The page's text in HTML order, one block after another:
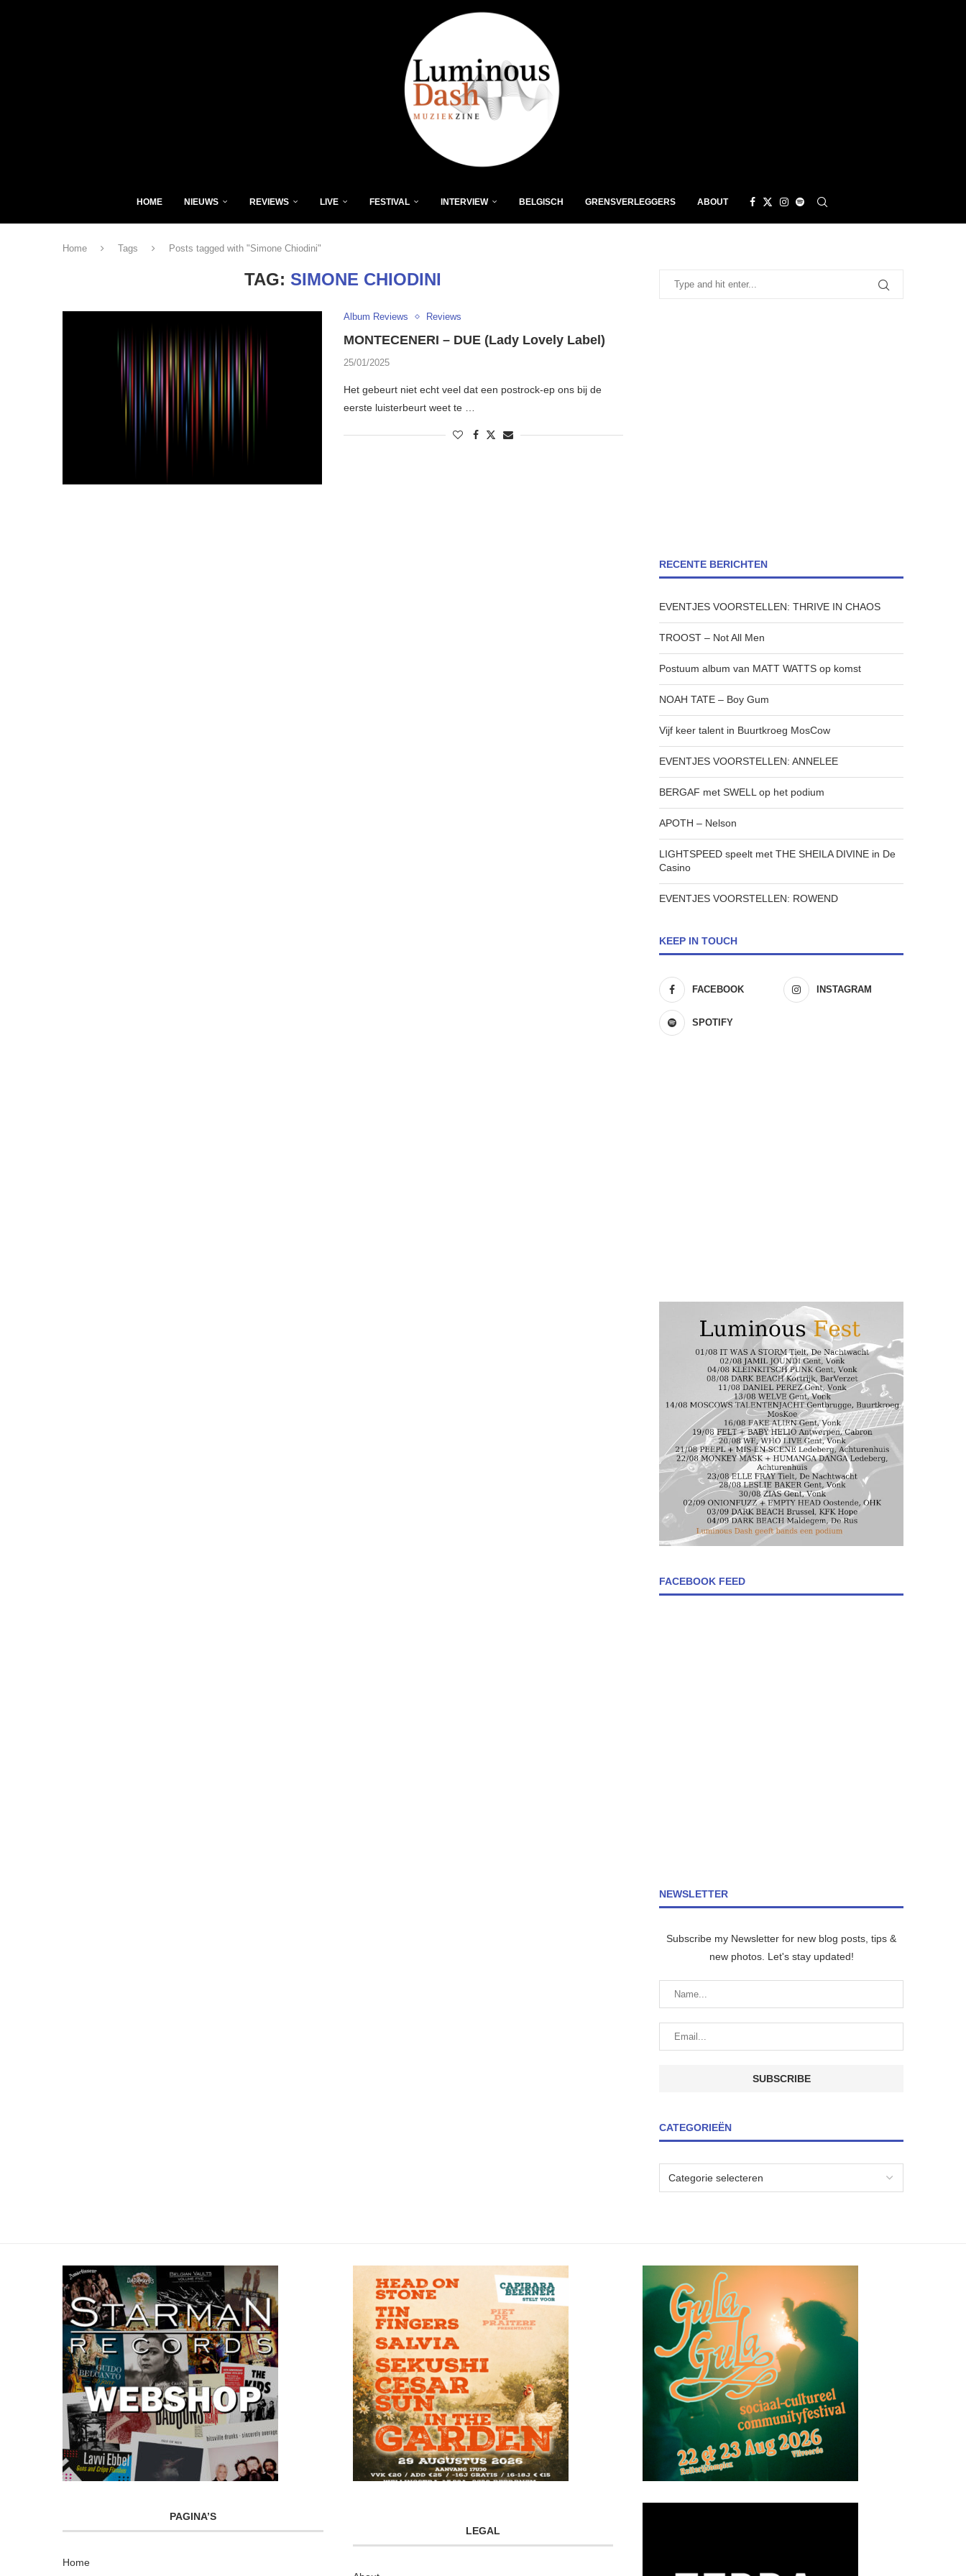
HOME NIEUWS REVIEWS LIVE FESTIVAL INTERVIEW BELGISCH GRENSVERLEGGERS ABOUT
Home Tags Posts tagged with "Simone Chiodini"
TAG: SIMONE CHIODINI
Album Reviews Reviews
MONTECENERI – DUE (Lady Lovely Label)
25/01/2025
Het gebeurt niet echt veel dat een postrock-ep ons bij de
eerste luisterbeurt weet te …
RECENTE BERICHTEN
EVENTJES VOORSTELLEN: THRIVE IN CHAOS
TROOST – Not All Men
Postuum album van MATT WATTS op komst
NOAH TATE – Boy Gum
Vijf keer talent in Buurtkroeg MosCow
EVENTJES VOORSTELLEN: ANNELEE
BERGAF met SWELL op het podium
APOTH – Nelson
LIGHTSPEED speelt met THE SHEILA DIVINE in De
Casino
EVENTJES VOORSTELLEN: ROWEND
KEEP IN TOUCH
FACEBOOK INSTAGRAM
SPOTIFY
FACEBOOK FEED
NEWSLETTER
Subscribe my Newsletter for new blog posts, tips &
new photos. Let's stay updated!
CATEGORIEËN
PAGINA’S
Home
LEGAL